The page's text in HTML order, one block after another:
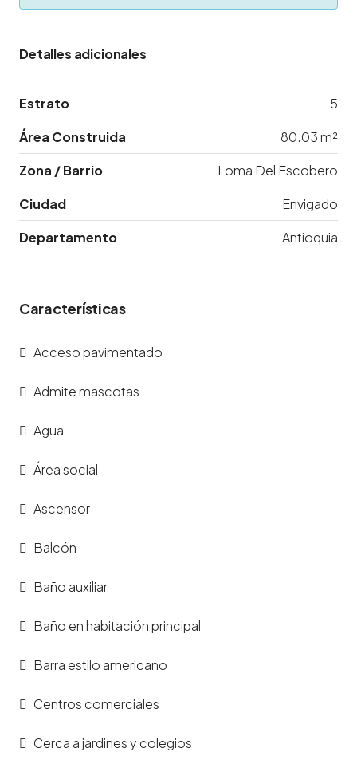
Detalles adicionales
Estrato
5
Área Construida
80.03 m²
Zona / Barrio
Loma Del Escobero
Ciudad
Envigado
Departamento
Antioquia
Características
Acceso pavimentado
Admite mascotas
Agua
Área social
Ascensor
Balcón
Baño auxiliar
Baño en habitación principal
Barra estilo americano
Centros comerciales
Cerca a jardines y colegios